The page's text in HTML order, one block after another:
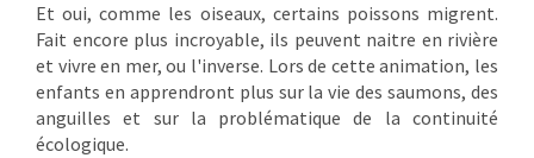
Et oui, comme les oiseaux, certains poissons migrent.
Fait encore plus incroyable, ils peuvent naitre en rivière
et vivre en mer, ou l'inverse. Lors de cette animation, les
enfants en apprendront plus sur la vie des saumons, des
anguilles et sur la problématique de la continuité
écologique.